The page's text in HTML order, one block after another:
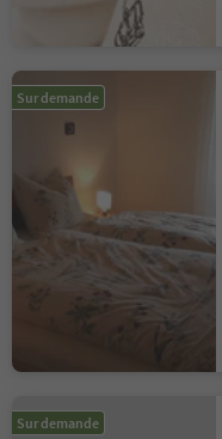
Sur demande
Sur demande